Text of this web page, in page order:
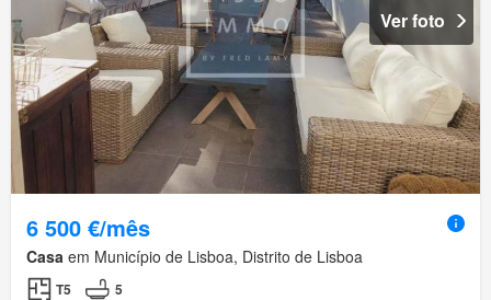
Ver foto
6 500 €/mês
Casa em Município de Lisboa, Distrito de Lisboa
T5 5